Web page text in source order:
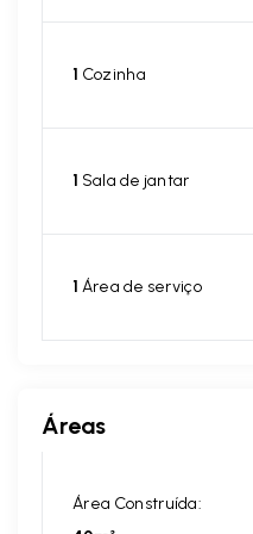
1 Cozinha
1 Sala de jantar
1 Área de serviço
Áreas
Área Construída: